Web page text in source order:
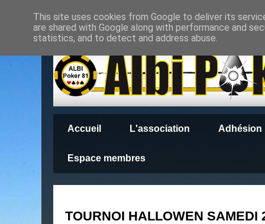
Accueil L'association Adhésion
Espace membres
TOURNOI HALLOWEN SAMEDI
This site uses cookies from Google to deliver its
are shared with Google along with performance and
statistics, and to detect and address abuse.